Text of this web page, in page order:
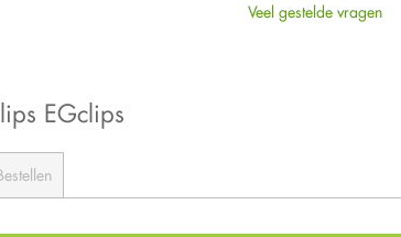
Veel gestelde vragen
EGclips